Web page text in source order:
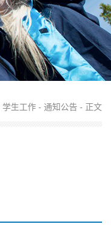
学生工作 - 通知公告 - 正文